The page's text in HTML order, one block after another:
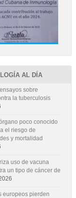
AL DÍA
sobre
la tuberculosis
poco conocido
el riesgo de
y mortalidad
uso de vacuna
un tipo de cáncer de
europeos pierden